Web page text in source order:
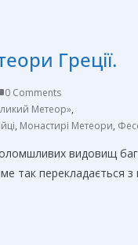
Греції.
0 Comments
Метеор»,
, Монастирі Метеори,
видовищ
так перекладається з